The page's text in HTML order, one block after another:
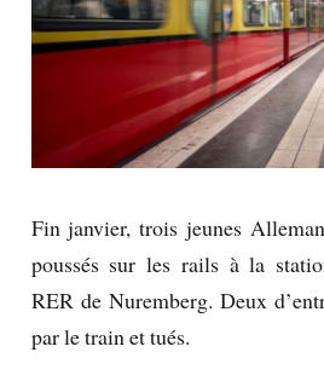
Fin janvier, trois jeunes
poussés sur les rails à la
RER de Nuremberg. Deux
par le train et tués.